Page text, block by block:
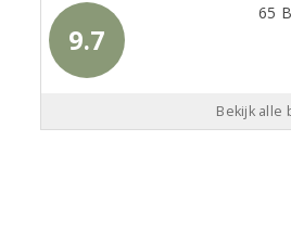
9.7
65
Bekijk alle